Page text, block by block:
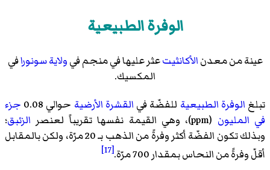
الوفرة الطبيعية
عينة من معدنالأكانثيتعثر عليها في منجم فيولاية سونورافي
المكسيك.
تبلغ الوفرة الطبيعية للفضّة في القشرة الأرضية حوالي 0.08
جزء
في المليون (ppm)، وهي القيمة نفسها تقريباً لعنصر الزئبق؛
وبذلك تكون الفضّة أكثر وفرةً من الذهب بـ 20 مرّة، ولكن بالمقابل
أقلّ وفرةً من النحاس بمقدار 700 مرّة.
[17]